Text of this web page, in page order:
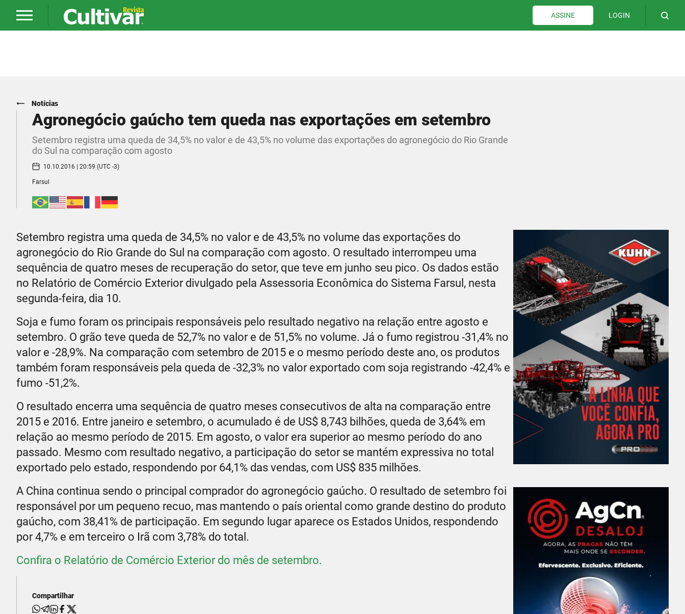
ASSINE LOGIN
Notícias
​Agronegócio gaúcho tem queda nas exportações em setembro
Setembro registra uma queda de 34,5% no valor e de 43,5% no volume das exportações do agronegócio do Rio Grande
do Sul na comparação com agosto
10.10.2016 | 20:59 (UTC -3)
Farsul
Setembro registra uma queda de 34,5% no valor e de 43,5% no volume das exportações do
agronegócio do Rio Grande do Sul na comparação com agosto. O resultado interrompeu uma
sequência de quatro meses de recuperação do setor, que teve em junho seu pico. Os dados estão
no Relatório de Comércio Exterior divulgado pela Assessoria Econômica do Sistema Farsul, nesta
segunda-feira, dia 10.
Soja e fumo foram os principais responsáveis pelo resultado negativo na relação entre agosto e
setembro. O grão teve queda de 52,7% no valor e de 51,5% no volume. Já o fumo registrou -31,4% no
valor e -28,9%. Na comparação com setembro de 2015 e o mesmo período deste ano, os produtos
também foram responsáveis pela queda de -32,3% no valor exportado com soja registrando -42,4% e
fumo -51,2%.
O resultado encerra uma sequência de quatro meses consecutivos de alta na comparação entre
2015 e 2016. Entre janeiro e setembro, o acumulado é de US$ 8,743 bilhões, queda de 3,64% em
relação ao mesmo período de 2015. Em agosto, o valor era superior ao mesmo período do ano
passado. Mesmo com resultado negativo, a participação do setor se mantém expressiva no total
exportado pelo estado, respondendo por 64,1% das vendas, com US$ 835 milhões.
A China continua sendo o principal comprador do agronegócio gaúcho. O resultado de setembro foi
responsável por um pequeno recuo, mas mantendo o país oriental como grande destino do produto
gaúcho, com 38,41% de participação. Em segundo lugar aparece os Estados Unidos, respondendo
por 4,7% e em terceiro o Irã com 3,78% do total.
Confira o Relatório de Comércio Exterior do mês de setembro.
Compartilhar